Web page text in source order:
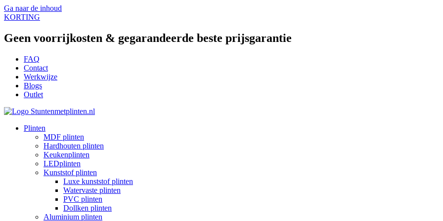
Ga naar de inhoud
KORTING
Geen voorrijkosten & gegarandeerde beste prijsgarantie
FAQ
Contact
Werkwijze
Blogs
Outlet
Plinten
MDF plinten
Hardhouten plinten
Keukenplinten
LEDplinten
Kunststof plinten
Luxe kunststof plinten
Watervaste plinten
PVC plinten
Dollken plinten
Aluminium plinten
SOON!